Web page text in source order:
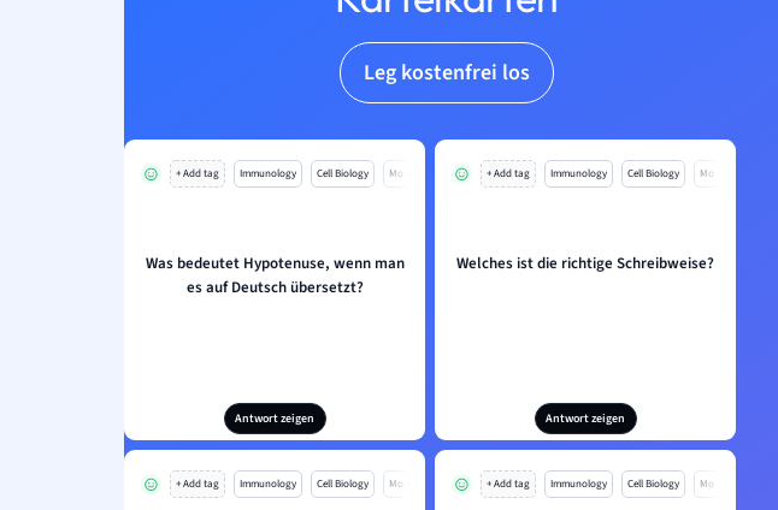
Leg kostenfrei los
+ Add tag Immunology Cell Biology Mo
Was bedeutet Hypotenuse, wenn man
es auf Deutsch übersetzt?
Antwort zeigen
+ Add tag Immunology Cell Biology Mo
Welches ist die richtige Schreibweise?
Antwort zeigen
+ Add tag Immunology Cell Biology Mo + Add tag Immunology Cell Biology Mo